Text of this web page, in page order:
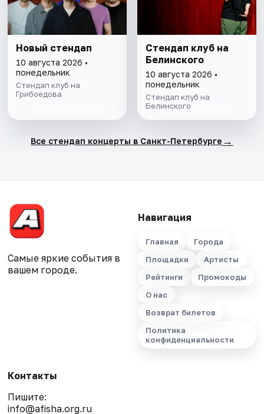
Новый стендап
10 августа 2026 •
понедельник
Стендап клуб на
Грибоедова
Стендап клуб на
Белинского
10 августа 2026 •
понедельник
Стендап клуб на
Белинского
Все стендап концерты в Санкт-Петербурге →
Самые яркие события в
вашем городе.
Навигация
Главная
Города
Площадки
Артисты
Рейтинги
Промокоды
О нас
Возврат билетов
Политика
конфиденциальности
Контакты
Пишите:
info@afisha.org.ru